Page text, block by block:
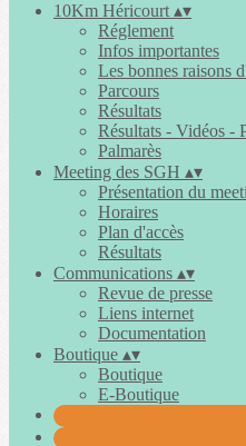
10Km Héricourt ▴▾
Réglement
Infos importantes
Les bonnes raisons
Parcours
Résultats
Résultats - Vidéos -
Palmarès
Meeting des SGH ▴▾
Présentation du
Horaires
Plan d'accès
Résultats
Communications ▴▾
Revue de presse
Liens internet
Documentation
Boutique ▴▾
Boutique
E-Boutique